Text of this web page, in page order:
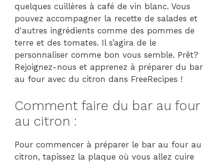
quelques cuillères à café de vin blanc. Vous
pouvez accompagner la recette de salades et
d'autres ingrédients comme des pommes de
terre et des tomates. Il s’agira de le
personnaliser comme bon vous semble. Prêt?
Rejoignez-nous et apprenez à préparer du bar
au four avec du citron dans FreeRecipes !
Comment faire du bar au four
au citron :
Pour commencer à préparer le bar au four au
citron, tapissez la plaque où vous allez cuire